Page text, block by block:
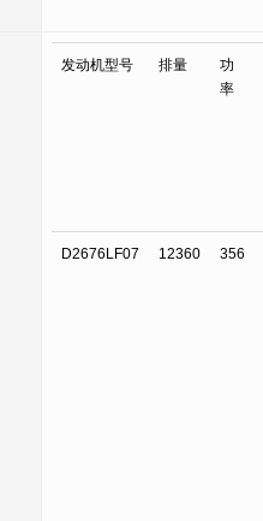
发动机型号 排量
功
率
D2676LF07 12360 356